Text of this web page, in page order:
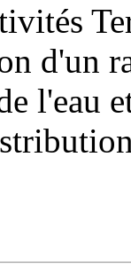
d'un
l'eau